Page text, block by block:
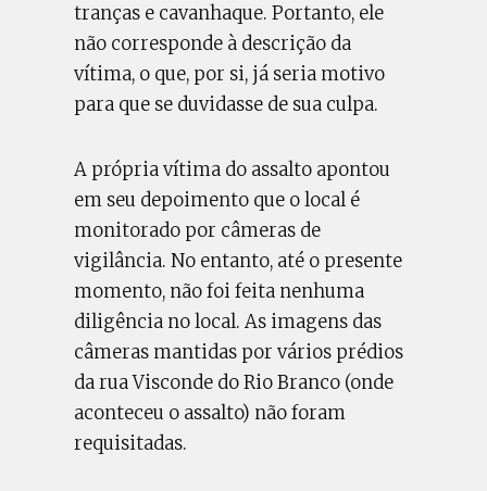
tranças e cavanhaque. Portanto, ele
não corresponde à descrição da
vítima, o que, por si, já seria motivo
para que se duvidasse de sua culpa.
A própria vítima do assalto apontou
em seu depoimento que o local é
monitorado por câmeras de
vigilância. No entanto, até o presente
momento, não foi feita nenhuma
diligência no local. As imagens das
câmeras mantidas por vários prédios
da rua Visconde do Rio Branco (onde
aconteceu o assalto) não foram
requisitadas.